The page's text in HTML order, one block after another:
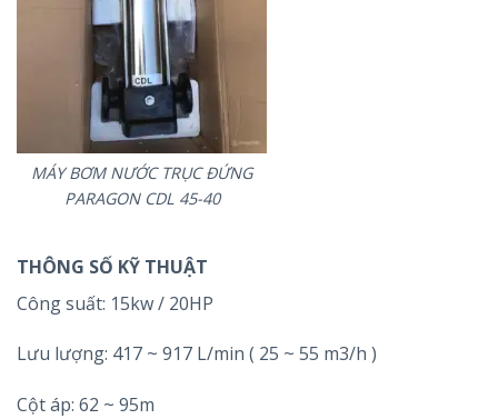
MÁY BƠM NƯỚC TRỤC ĐỨNG
PARAGON CDL 45-40
THÔNG SỐ KỸ THUẬT
Công suất: 15kw / 20HP
Lưu lượng: 417 ~ 917 L/min ( 25 ~ 55 m3/h )
Cột áp: 62 ~ 95m